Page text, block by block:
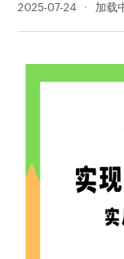
2025-07-24 457